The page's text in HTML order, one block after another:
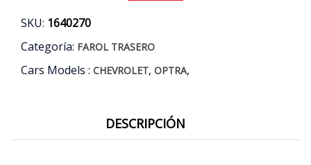
SKU: 1640270
Categoría: FAROL TRASERO
Cars Models : CHEVROLET, OPTRA,
DESCRIPCIÓN